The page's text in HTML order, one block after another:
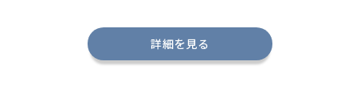
詳細を見る